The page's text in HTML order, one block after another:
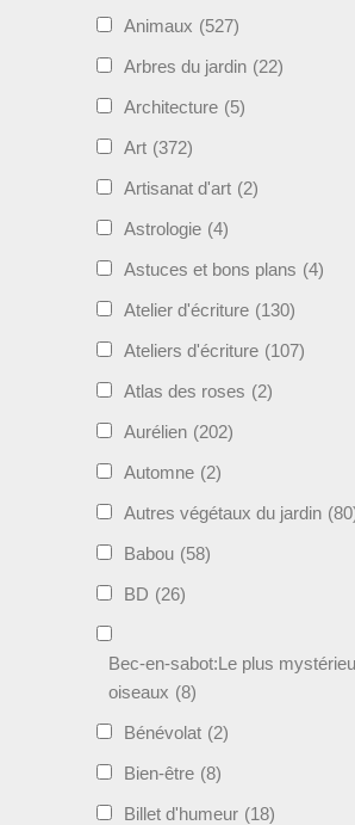
Animaux (527)
Arbres du jardin (22)
Architecture (5)
Art (372)
Artisanat d'art (2)
Astrologie (4)
Astuces et bons plans (4)
Atelier d'écriture (130)
Ateliers d'écriture (107)
Atlas des roses (2)
Aurélien (202)
Automne (2)
Autres végétaux du jardin
Babou (58)
BD (26)
Bec-en-sabot:Le plus
oiseaux (8)
Bénévolat (2)
Bien-être (8)
Billet d'humeur (18)